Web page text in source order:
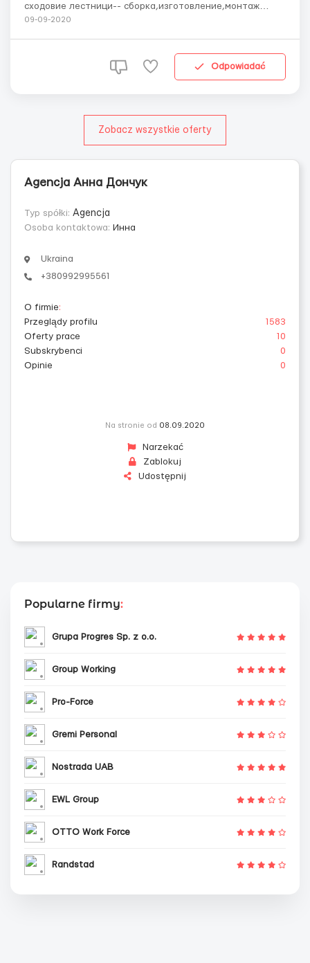
сходовие лестници-- сборка,изготовление,монтаж
,подгонка )укладка паркета и тд.) . Оформление по
платы один раз в месяц Авансы после ...
09-09-2020
Odpowiadać
Zobacz wszystkie oferty
Agencja Анна Дончук
Typ spółki: Agencja
Osoba kontaktowa: Инна
Ukraina
+380992995561
O firmie:
Przeglądy profilu
1583
Oferty prace
10
Subskrybenci
0
Opinie
0
Na stronie od 08.09.2020
Narzekać
Zablokuj
Udostępnij
Popularne firmy:
Grupa Progres Sp. z o.o.
Group Working
Pro-Force
Gremi Personal
Nostrada UAB
EWL Group
OTTO Work Force
Randstad